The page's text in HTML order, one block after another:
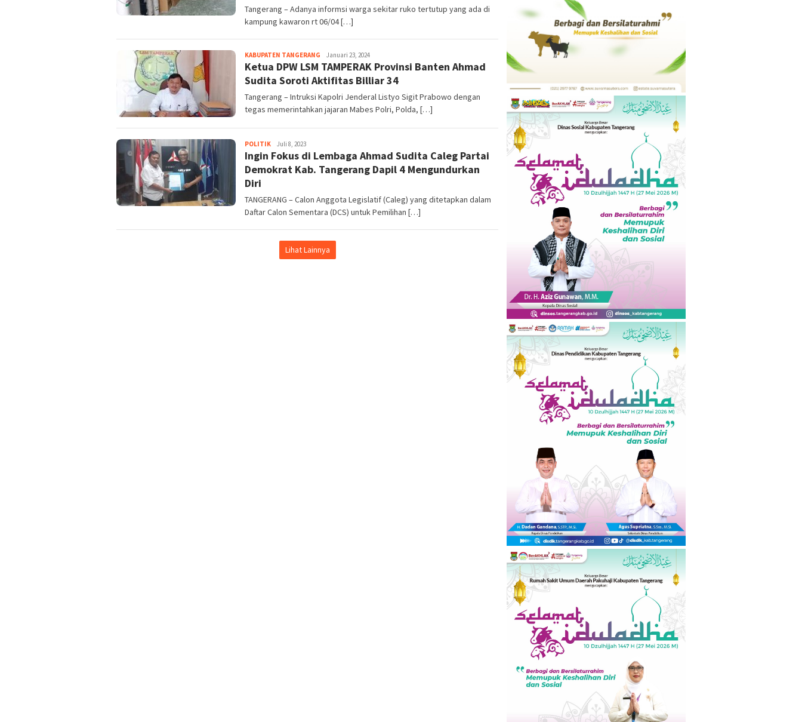
Tangerang – Adanya informsi warga sekitar ruko tertutup yang ada di
kampung kawaron rt 06/04 […]
KABUPATEN TANGERANG Kejar
Info
Januari 23, 2024
Ketua DPW LSM TAMPERAK Provinsi Banten Ahmad
Sudita Soroti Aktifitas Billiar 34
Tangerang – Intruksi Kapolri Jenderal Listyo Sigit Prabowo dengan
tegas memerintahkan jajaran Mabes Polri, Polda, […]
POLITIK Kejar
Info
Juli 8, 2023
Ingin Fokus di Lembaga Ahmad Sudita Caleg Partai
Demokrat Kab. Tangerang Dapil 4 Mengundurkan
Diri
TANGERANG – Calon Anggota Legislatif (Caleg) yang ditetapkan dalam
Daftar Calon Sementara (DCS) untuk Pemilihan […]
Lihat Lainnya